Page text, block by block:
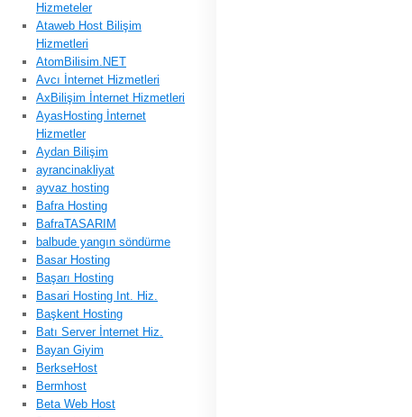
Hizmeteler
Ataweb Host Bilişim
Hizmetleri
AtomBilisim.NET
Avcı İnternet Hizmetleri
AxBilişim İnternet Hizmetleri
AyasHosting İnternet
Hizmetler
Aydan Bilişim
ayrancinakliyat
ayvaz hosting
Bafra Hosting
BafraTASARIM
balbude yangın söndürme
Basar Hosting
Başarı Hosting
Basari Hosting Int. Hiz.
Başkent Hosting
Batı Server İnternet Hiz.
Bayan Giyim
BerkseHost
Bermhost
Beta Web Host